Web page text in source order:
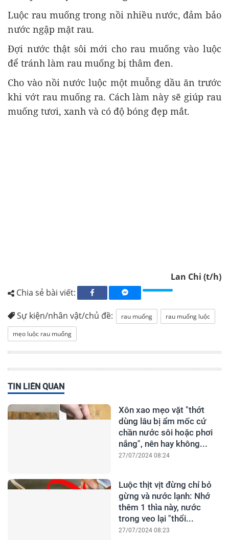
Luộc rau muống trong nồi nhiều nước, đảm bảo
nước ngập mặt rau.
Đợi nước thật sôi mới cho rau muống vào luộc
để tránh làm rau muống bị thâm đen.
Cho vào nồi nước luộc một muỗng dầu ăn trước
khi vớt rau muống ra. Cách làm này sẽ giúp rau
muống tươi, xanh và có độ bóng đẹp mắt.
Lan Chi (t/h)
Chia sẻ bài viết:
Sự kiện/nhân vật/chủ đề: rau muống
rau muống luộc
mẹo luộc rau muống
TIN LIÊN QUAN
Xôn xao mẹo vặt "thớt
dùng lâu bị ẩm mốc cứ
chần nước sôi hoặc phơi
nắng", nên hay không...
27/07/2024 08:24
Luộc thịt vịt đừng chỉ bỏ
gừng và nước lạnh: Nhớ
thêm 1 thìa này, nước
trong veo lại "thổi...
27/07/2024 08:23